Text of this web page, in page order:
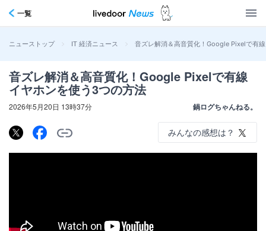
一覧
ニューストップ > IT 経済ニュース > 音ズレ解消＆高音質化！Google Pixelで有
音ズレ解消＆高音質化！Google Pixelで有線
イヤホンを使う3つの方法
2026年5月20日 13時37分 鍋ログちゃんねる。
みんなの感想は？